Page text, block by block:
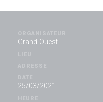
Grand-Ouest
25/03/2021